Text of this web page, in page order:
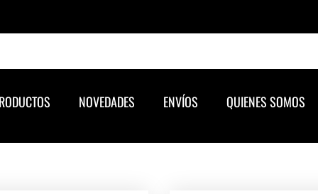
NOVEDADES ENVÍOS QUIENES SOMOS